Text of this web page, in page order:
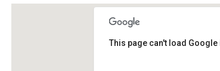
This page can't load